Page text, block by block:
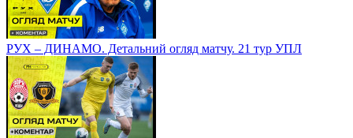
РУХ – ДИНАМО. Детальний огляд матчу. 21 тур УПЛ